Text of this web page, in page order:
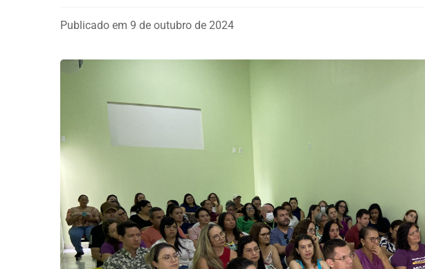
Publicado em 9 de outubro de 2024